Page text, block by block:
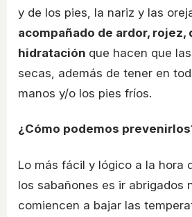
y de los pies, la nariz y las
acompañado de ardor, rojez,
hidratación que hacen que
secas, además de tener en
manos y/o los pies fríos.
¿Cómo podemos
Lo más fácil y lógico a la hora
los sabañones es ir abrigados
comiencen a bajar las